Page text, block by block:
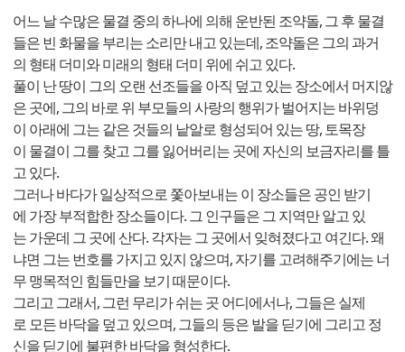
어느 날 수많은 물결 중의 하나에 의해 운반된 조약돌, 그 후 물결
들은 빈 화물을 부리는 소리만 내고 있는데, 조약돌은 그의 과거
의 형태 더미와 미래의 형태 더미 위에 쉬고 있다.
풀이 난 땅이 그의 오랜 선조들을 아직 덮고 있는 장소에서 머지않
은 곳에, 그의 바로 위 부모들의 사랑의 행위가 벌어지는 바위덩
이 아래에 그는 같은 것들의 낱알로 형성되어 있는 땅, 토목장
이 물결이 그를 찾고 그를 잃어버리는 곳에 자신의 보금자리를 틀
고 있다.
그러나 바다가 일상적으로 쫓아보내는 이 장소들은 공인 받기
에 가장 부적합한 장소들이다. 그 인구들은 그 지역만 알고 있
는 가운데 그 곳에 산다. 각자는 그 곳에서 잊혀졌다고 여긴다. 왜
냐면 그는 번호를 가지고 있지 않으며, 자기를 고려해주기에는 너
무 맹목적인 힘들만을 보기 때문이다.
그리고 그래서, 그런 무리가 쉬는 곳 어디에서나, 그들은 실제
로 모든 바닥을 덮고 있으며, 그들의 등은 발을 딛기에 그리고 정
신을 딛기에 불편한 바닥을 형성한다.